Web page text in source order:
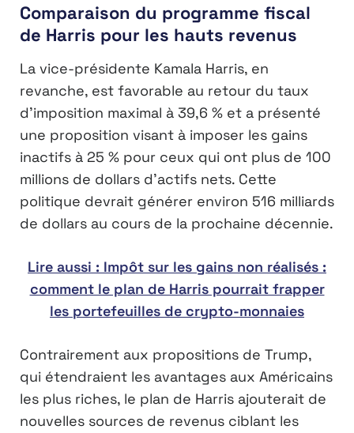
Comparaison du programme fiscal
de Harris pour les hauts revenus
La vice-présidente Kamala Harris, en
revanche, est favorable au retour du taux
d’imposition maximal à 39,6 % et a présenté
une proposition visant à imposer les gains
inactifs à 25 % pour ceux qui ont plus de 100
millions de dollars d’actifs nets. Cette
politique devrait générer environ 516 milliards
de dollars au cours de la prochaine décennie.
Lire aussi : Impôt sur les gains non réalisés :
comment le plan de Harris pourrait frapper
les portefeuilles de crypto-monnaies
Contrairement aux propositions de Trump,
qui étendraient les avantages aux Américains
les plus riches, le plan de Harris ajouterait de
nouvelles sources de revenus ciblant les